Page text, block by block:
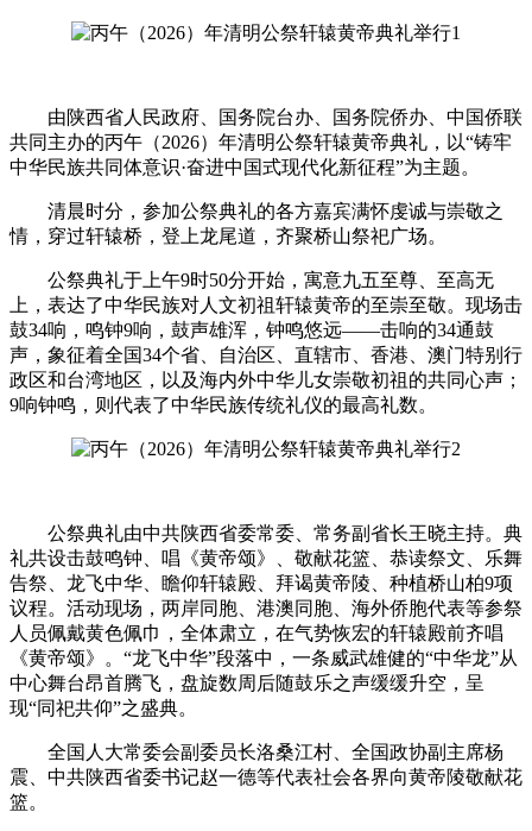
由陕西省人民政府、国务院台办、国务院侨办、中国侨联
共同主办的丙午（2026）年清明公祭轩辕黄帝典礼，以“铸牢
中华民族共同体意识·奋进中国式现代化新征程”为主题。
清晨时分，参加公祭典礼的各方嘉宾满怀虔诚与崇敬之
情，穿过轩辕桥，登上龙尾道，齐聚桥山祭祀广场。
公祭典礼于上午9时50分开始，寓意九五至尊、至高无
上，表达了中华民族对人文初祖轩辕黄帝的至崇至敬。现场击
鼓34响，鸣钟9响，鼓声雄浑，钟鸣悠远——击响的34通鼓
声，象征着全国34个省、自治区、直辖市、香港、澳门特别行
政区和台湾地区，以及海内外中华儿女崇敬初祖的共同心声；
9响钟鸣，则代表了中华民族传统礼仪的最高礼数。
公祭典礼由中共陕西省委常委、常务副省长王晓主持。典
礼共设击鼓鸣钟、唱《黄帝颂》、敬献花篮、恭读祭文、乐舞
告祭、龙飞中华、瞻仰轩辕殿、拜谒黄帝陵、种植桥山柏9项
议程。活动现场，两岸同胞、港澳同胞、海外侨胞代表等参祭
人员佩戴黄色佩巾，全体肃立，在气势恢宏的轩辕殿前齐唱
《黄帝颂》。“龙飞中华”段落中，一条威武雄健的“中华龙”从
中心舞台昂首腾飞，盘旋数周后随鼓乐之声缓缓升空，呈
现“同祀共仰”之盛典。
全国人大常委会副委员长洛桑江村、全国政协副主席杨
震、中共陕西省委书记赵一德等代表社会各界向黄帝陵敬献花
篮。